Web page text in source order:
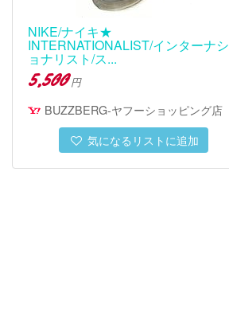
NIKE/ナイキ★
INTERNATIONALIST/インターナシ
ョナリスト/ス...
5,500 円
BUZZBERG-ヤフーショッピング店
気になるリストに追加